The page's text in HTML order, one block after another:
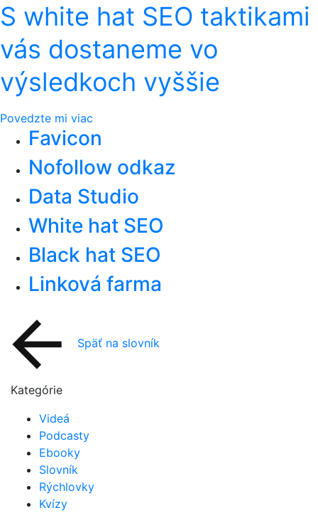
S white hat SEO taktikami
vás dostaneme vo
výsledkoch vyššie
Povedzte mi viac
Favicon
Nofollow odkaz
Data Studio
White hat SEO
Black hat SEO
Linková farma
Späť na slovník
Kategórie
Videá
Podcasty
Ebooky
Slovník
Rýchlovky
Kvízy